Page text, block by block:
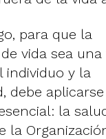
para que la
vida sea
individuo y la
debe
la
la